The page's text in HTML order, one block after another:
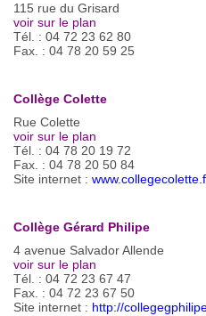
115 rue du Grisard
voir sur le plan
Tél. : 04 72 23 62 80
Fax. : 04 78 20 59 25
Collège Colette
Rue Colette
voir sur le plan
Tél. : 04 78 20 19 72
Fax. : 04 78 20 50 84
Site internet :
Collège Gérard Philipe
4 avenue Salvador Allende
voir sur le plan
Tél. : 04 72 23 67 47
Fax. : 04 72 23 67 50
Site internet : http://